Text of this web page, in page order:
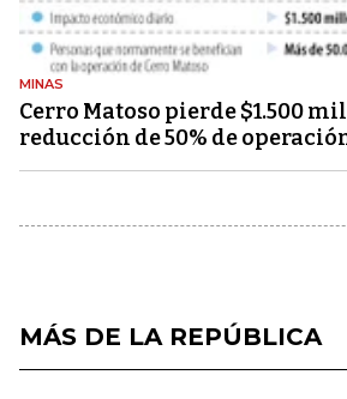
MINAS
Cerro Matoso pierde $1.500
reducción de 50% de
MÁS DE LA REPÚBLICA